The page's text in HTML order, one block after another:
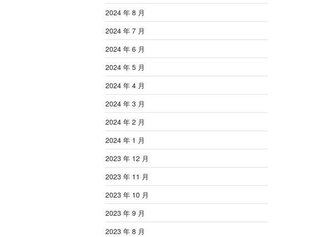
2024 年 8 月
2024 年 7 月
2024 年 6 月
2024 年 5 月
2024 年 4 月
2024 年 3 月
2024 年 2 月
2024 年 1 月
2023 年 12 月
2023 年 11 月
2023 年 10 月
2023 年 9 月
2023 年 8 月